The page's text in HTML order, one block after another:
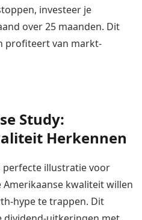
investeer je
over 25 maanden. Dit
profiteert van markt-
Study:
Herkennen
perfecte illustratie voor
kwaliteit willen
hype te trappen. Dit